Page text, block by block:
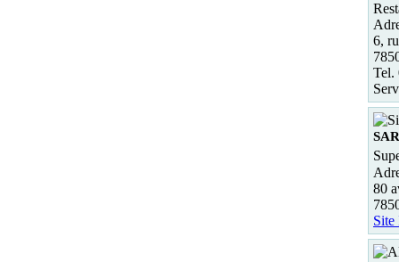
6,
Tel.
80
Site